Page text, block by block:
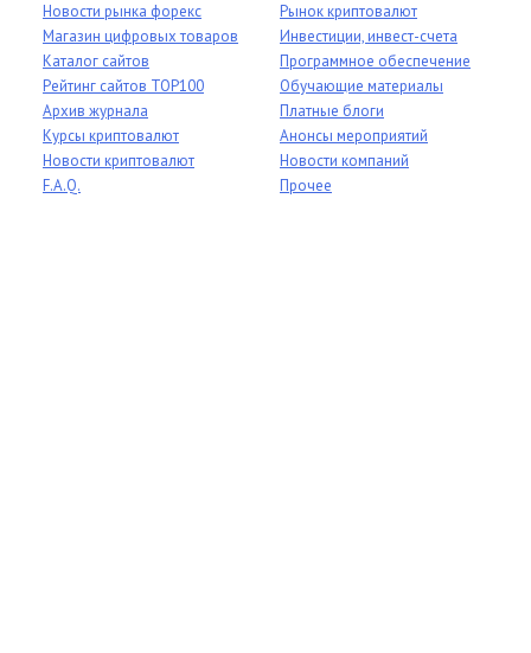
Новости рынка форекс
Магазин цифровых товаров
Каталог сайтов
Рейтинг сайтов TOP100
Архив журнала
Курсы криптовалют
Новости криптовалют
F.A.Q.
Рынок криптовалют
Инвестиции, инвест-счета
Программное обеспечение
Обучающие материалы
Платные блоги
Анонсы мероприятий
Новости компаний
Прочее